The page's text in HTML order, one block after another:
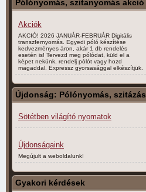
Pólónyomás, szitanyomás akció
Akciók
AKCIÓ! 2026 JANUÁR-FEBRUÁR Digitális
transzfernyomás. Egyedi póló készítése
kedvezményes áron, akár 1 db rendelés
esetén is! Tervezd meg pólódat, küld el a
képet nekünk, rendelj pólót vagy hozd
magaddal. Expressz gyorsasággal elkészítjük.
Újdonság: Pólónyomás, szitázás
Sötétben világító nyomatok
Újdonságaink
Megújult a weboldalunk!
Gyakori kérdések